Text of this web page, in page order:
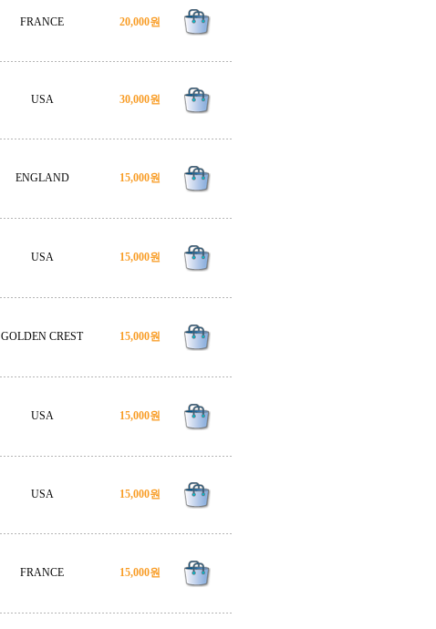
FRANCE 20,000원
USA 30,000원
ENGLAND 15,000원
USA 15,000원
GOLDEN CREST 15,000원
USA 15,000원
USA 15,000원
FRANCE 15,000원